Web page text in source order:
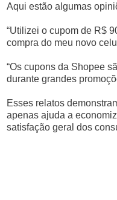
Aqui estão algumas
“Utilizei o cupom de R$
compra do meu novo
“Os cupons da Shopee
durante grandes
Esses relatos
apenas ajuda a
satisfação geral dos